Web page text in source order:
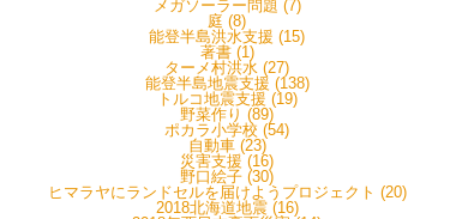
メガソーラー問題 (7)
庭 (8)
能登半島洪水支援 (15)
著書 (1)
ターメ村洪水 (27)
能登半島地震支援 (138)
トルコ地震支援 (19)
野菜作り (89)
ポカラ小学校 (54)
自動車 (23)
災害支援 (16)
野口絵子 (30)
ヒマラヤにランドセルを届けようプロジェクト (20)
2018北海道地震 (16)